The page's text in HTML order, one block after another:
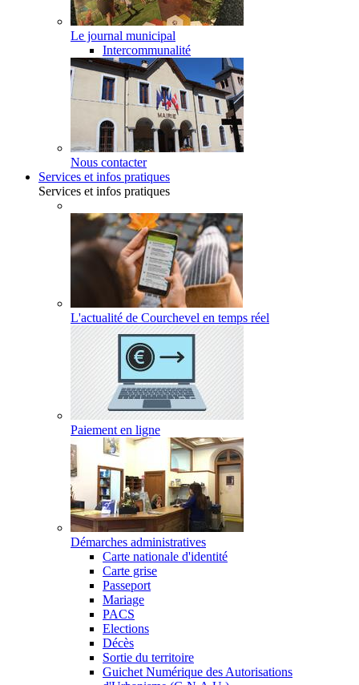
Le journal municipal
Intercommunalité
Nous contacter
Services et infos pratiques
Services et infos pratiques
L'actualité de Courchevel en temps réel
Paiement en ligne
Démarches administratives
Carte nationale d'identité
Carte grise
Passeport
Mariage
PACS
Elections
Décès
Sortie du territoire
Guichet Numérique des Autorisations